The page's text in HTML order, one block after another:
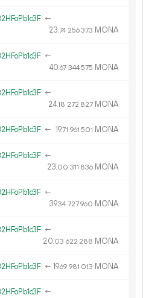
←
23.74 256373 MONA
←
40.67 344575 MONA
←
24.18 272 827 MONA
← 19.71 961 501 MONA
←
23.00 311 836 MONA
←
39.34 727960 MONA
←
20.03 622 288 MONA
← 19.69 981 013 MONA
←